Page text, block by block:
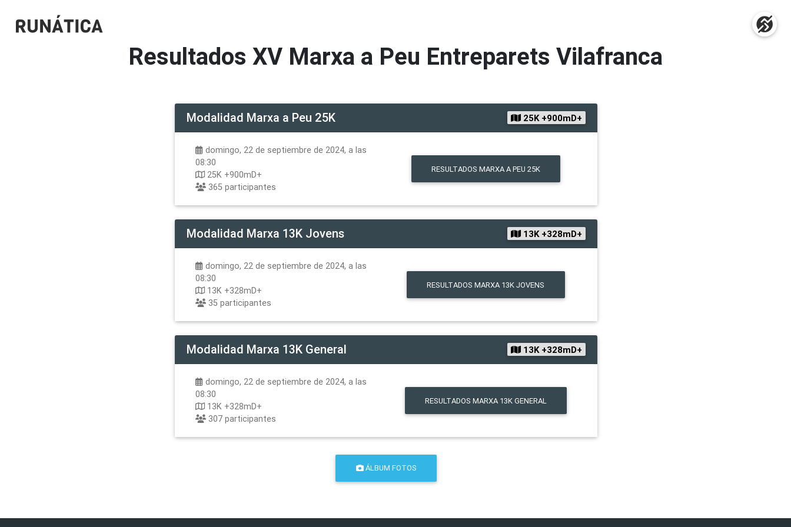
Resultados XV Marxa a Peu Entreparets Vilafranca
Modalidad Marxa a Peu 25K 25K +900mD+
domingo, 22 de septiembre de 2024, a las
08:30
25K +900mD+
365participantes
RESULTADOS MARXA A PEU 25K
Modalidad Marxa 13K Jovens 13K +328mD+
domingo, 22 de septiembre de 2024, a las
08:30
13K +328mD+
35participantes
RESULTADOS MARXA 13K JOVENS
Modalidad Marxa 13K General 13K +328mD+
domingo, 22 de septiembre de 2024, a las
08:30
13K +328mD+
307participantes
RESULTADOS MARXA 13K GENERAL
ÁLBUM FOTOS